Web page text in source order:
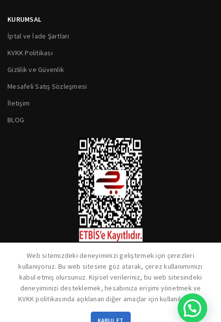
KURUMSAL
İptal ve İade Şartları
KVKK Politikası
Gizlilik ve Güvenlik
Mesafeli Satış Sözleşmesi
İletişim
BLOG
Web sitemizdeki deneyiminizi geliştirmek için çerezleri
kullanıyoruz. Bu web sitesine göz atarak, çerez kullanımımızı
kabul etmiş olursunuz. Kişisel verileriniz, bu web sitesindeki
deneyiminizi desteklemek, hesabınıza erişimi yönetmek ve
KVKK politikasında açıklanan diğer amaçlar için kullanılacaktır.
KABUL ET
SELECT OPTIONS